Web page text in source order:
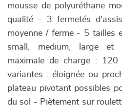
mousse de polyuréthane
qualité - 3 fermetés
moyenne / ferme - 5 tailles
small, medium, large et
maximale de charge :
variantes : éloignée ou
plateau pivotant possibles
du sol - Piètement sur